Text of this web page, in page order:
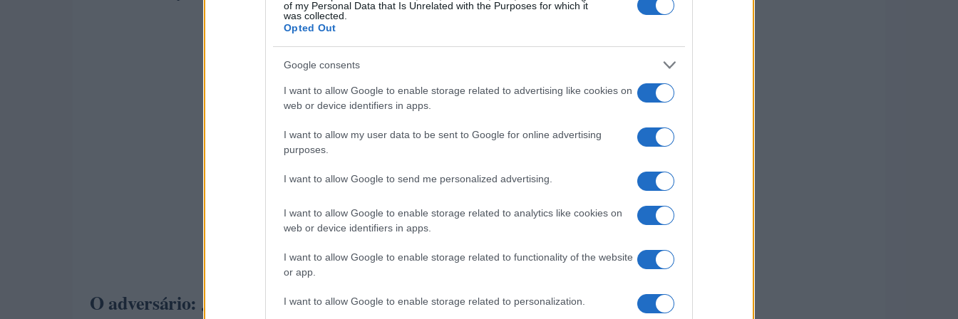
of my Personal Data that Is Unrelated with the Purposes for which it
was collected.
Opted Out
Google consents
I want to allow Google to enable storage related to advertising like cookies on
web or device identifiers in apps.
I want to allow my user data to be sent to Google for online advertising
purposes.
I want to allow Google to send me personalized advertising.
I want to allow Google to enable storage related to analytics like cookies on
web or device identifiers in apps.
I want to allow Google to enable storage related to functionality of the website
or app.
I want to allow Google to enable storage related to personalization.
O adversário: Jakub Menšík em perspectiva